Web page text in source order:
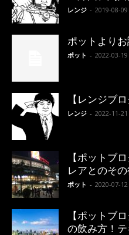
レンジ - 2019-08-09
ポットより
ポット - 2022-03-19
【レンジブ
レンジ - 2022-11-21
【ポットブ
レアとのその
ポット - 2020-07-12
【ポットブ
の飲み方！